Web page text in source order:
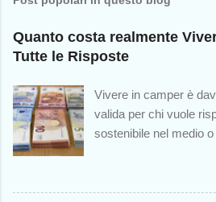
Quanto costa realmente
Tutte le Risposte
Vivere in camper è
valida per chi vuole
sostenibile nel medio o
Queste sono solo
o dovrebbero cogliere